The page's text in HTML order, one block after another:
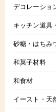
デコレーショ
キッチン道具
砂糖・はちみ
和菓子材料
和食材
イースト・天